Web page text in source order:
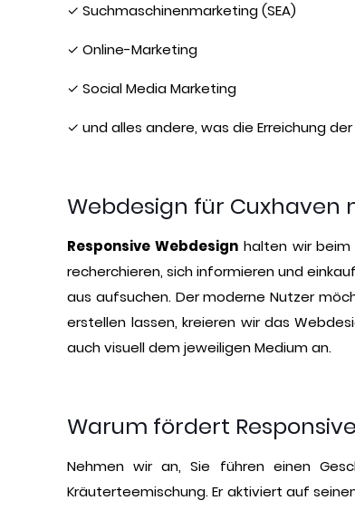
✓ Suchmaschinenmarketing (SEA)
✓ Online-Marketing
✓ Social Media Marketing
✓ und alles andere, was die Erreichung
Webdesign für Cuxhaven
Responsive Webdesign halten wir beim
recherchieren, sich informieren und
aus aufsuchen. Der moderne Nutzer
erstellen lassen, kreieren wir das
auch visuell dem jeweiligen Medium an.
Warum fördert
Nehmen wir an, Sie führen einen
Kräuterteemischung. Er aktiviert auf